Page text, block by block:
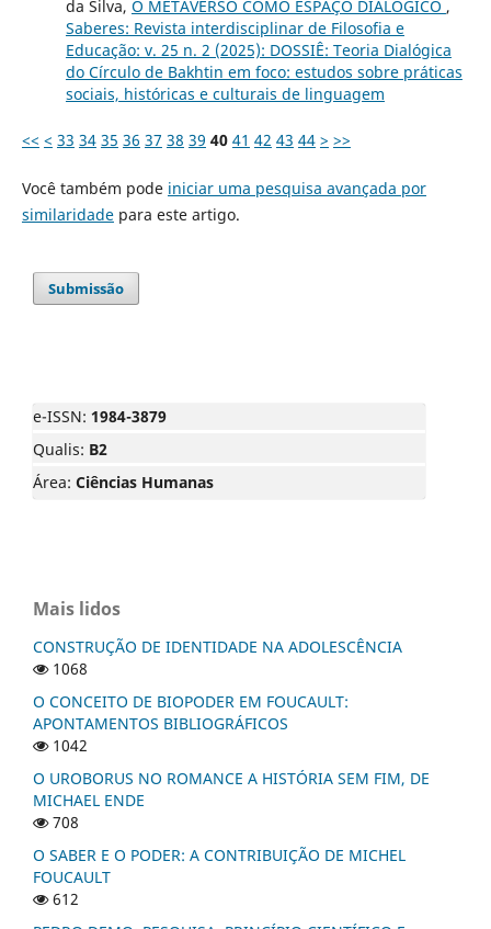
da Silva, O METAVERSO COMO ESPAÇO DIALÓGICO ,
Saberes: Revista interdisciplinar de Filosofia e
Educação: v. 25 n. 2 (2025): DOSSIÊ: Teoria Dialógica
do Círculo de Bakhtin em foco: estudos sobre práticas
sociais, históricas e culturais de linguagem
<< < 33 34 35 36 37 38 39 40 41 42 43 44 > >>
Você também pode iniciar uma pesquisa avançada por
similaridadepara este artigo.
Submissão
e-ISSN: 1984-3879
Qualis: B2
Área: Ciências Humanas
Mais lidos
CONSTRUÇÃO DE IDENTIDADE NA ADOLESCÊNCIA
1068
O CONCEITO DE BIOPODER EM FOUCAULT:
APONTAMENTOS BIBLIOGRÁFICOS
1042
O UROBORUS NO ROMANCE A HISTÓRIA SEM FIM, DE
MICHAEL ENDE
708
O SABER E O PODER: A CONTRIBUIÇÃO DE MICHEL
FOUCAULT
612